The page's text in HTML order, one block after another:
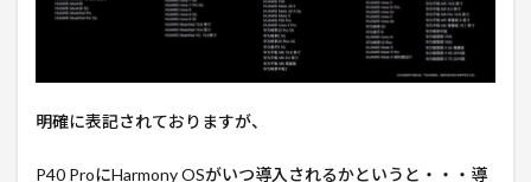
明確に表記されておりますが、
P40 ProにHarmony OSがいつ導入されるかというと・・・導